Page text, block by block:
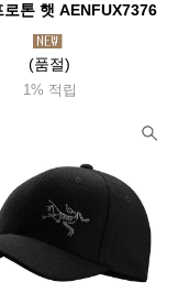
로톤 햇 AENFUX7376
(품절)
1% 적립